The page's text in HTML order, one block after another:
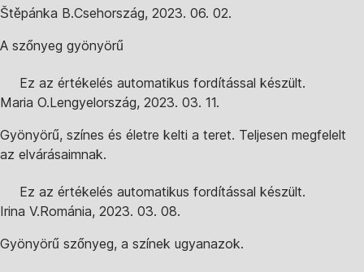
Štěpánka B.Csehország, 2023. 06. 02.
A szőnyeg gyönyörű
Ez az értékelés automatikus fordítással készült.
Maria O.Lengyelország, 2023. 03. 11.
Gyönyörű, színes és életre kelti a teret. Teljesen megfelelt
az elvárásaimnak.
Ez az értékelés automatikus fordítással készült.
Irina V.Románia, 2023. 03. 08.
Gyönyörű szőnyeg, a színek ugyanazok.